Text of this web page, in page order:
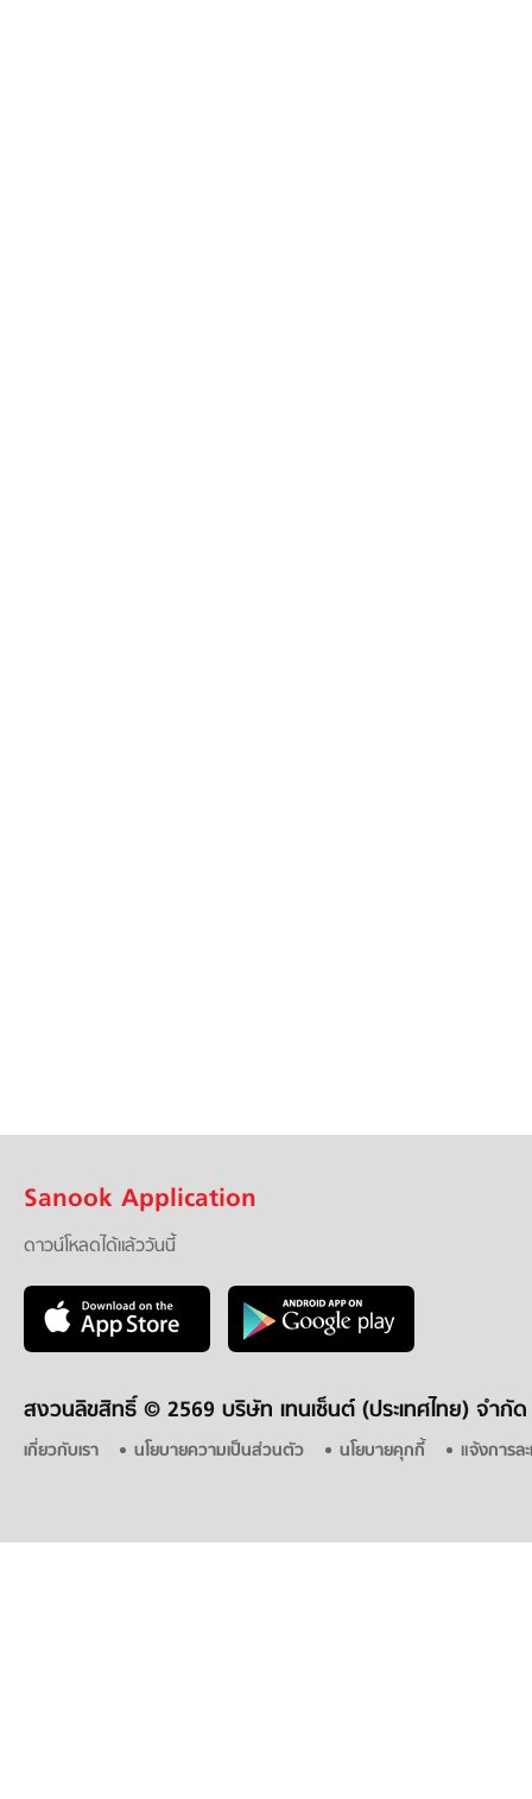
Sanook Application
ดาวน์โหลดได้แล้ววันนี้
สงวนลิขสิทธิ์ © 2569 บริษัท เทนเซ็นต์ (ประเทศไทย) จำกัด
เกี่ยวกับเรา นโยบายความเป็นส่วนตัว นโยบายคุกกี้ แจ้งการล